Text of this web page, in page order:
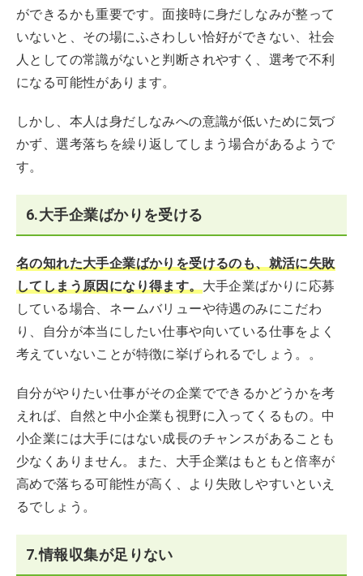
ができるかも重要です。面接時に身だしなみが整って
いないと、その場にふさわしい恰好ができない、社会
人としての常識がないと判断されやすく、選考で不利
になる可能性があります。
しかし、本人は身だしなみへの意識が低いために気づ
かず、選考落ちを繰り返してしまう場合があるようで
す。
6.大手企業ばかりを受ける
名の知れた大手企業ばかりを受けるのも、就活に失敗
してしまう原因になり得ます。大手企業ばかりに応募
している場合、ネームバリューや待遇のみにこだわ
り、自分が本当にしたい仕事や向いている仕事をよく
考えていないことが特徴に挙げられるでしょう。。
自分がやりたい仕事がその企業でできるかどうかを考
えれば、自然と中小企業も視野に入ってくるもの。中
小企業には大手にはない成長のチャンスがあることも
少なくありません。また、大手企業はもともと倍率が
高めで落ちる可能性が高く、より失敗しやすいといえ
るでしょう。
7.情報収集が足りない